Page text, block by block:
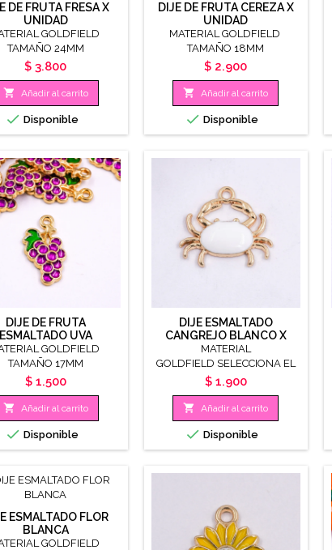
DE FRUTA FRESA X
UNIDAD
GOLDFIELD
TAMAÑO 24MM
Precio
$ 3.800
 Añadir al carrito
 Disponible
DIJE DE FRUTA CEREZA X
UNIDAD
MATERIAL GOLDFIELD
TAMAÑO 18MM
Precio
$ 2.900
 Añadir al carrito
 Disponible
DIJE DE FRUTA
ESMALTADO UVA
GOLDFIELD
TAMAÑO 17MM
Precio
$ 1.500
 Añadir al carrito
 Disponible
DIJE ESMALTADO
CANGREJO BLANCO X
UNIDAD
MATERIAL
GOLDFIELD SELECCIONA EL
COLORTAMAÑO 20MM
Precio
$ 1.900
 Añadir al carrito
 Disponible
ESMALTADO FLOR
BLANCA
GOLDFIELD